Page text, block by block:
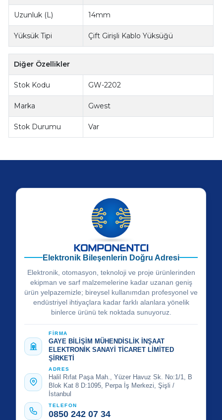
Uzunluk (L) 14mm
Yüksük Tipi Çift Girişli Kablo Yüksüğü
Diğer Özellikler
Stok Kodu GW-2202
Marka Gwest
Stok Durumu Var
Elektronik Bileşenlerin Doğru Adresi
Elektronik, otomasyon, teknoloji ve proje ürünlerinden
ekipman ve sarf malzemelerine kadar uzanan geniş
ürün yelpazemizle; bireysel kullanımdan profesyonel ve
endüstriyel ihtiyaçlara kadar farklı alanlara yönelik
binlerce ürünü tek noktada sunuyoruz.
FİRMA
GAYE BİLİŞİM MÜHENDİSLİK İNŞAAT
ELEKTRONİK SANAYİ TİCARET LİMİTED
ŞİRKETİ
ADRES
Halil Rıfat Paşa Mah., Yüzer Havuz Sk. No:1/1, B
Blok Kat 8 D:1095, Perpa İş Merkezi, Şişli /
İstanbul
TELEFON
0850 242 07 34